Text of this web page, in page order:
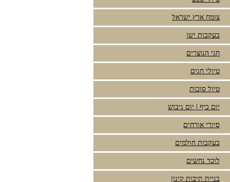
צומח ארץ ישראל
בעקבות ישו
חגי הנוצרים
טיולי חגים
טיול סוכות
יום כיף | יום גיבוש
סיורי אורחים
בעקבות חולמים
לוכד נחשים
בניית תיבות קינון